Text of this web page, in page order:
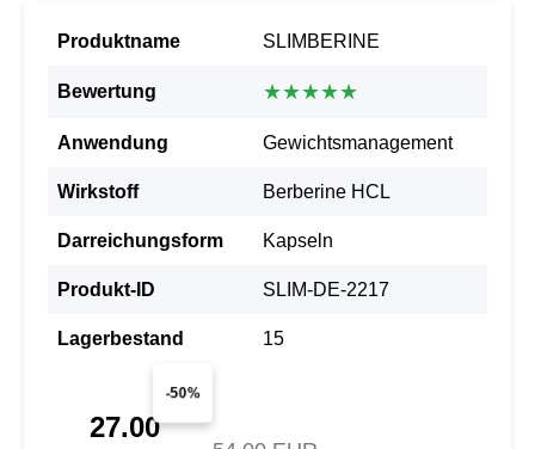
Produktname SLIMBERINE
Bewertung ★★★★★
Anwendung Gewichtsmanagement
Wirkstoff Berberine HCL
Darreichungsform Kapseln
Produkt-ID SLIM-DE-2217
Lagerbestand 15
-50%
27.00